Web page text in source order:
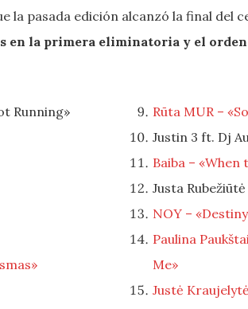
la pasada edición alcanzó la final del
en la primera eliminatoria y el
Running»
Rūta MUR –
Justin 3 ft. Dj
Baiba –
Justa
NOY –
Paulina
Me»
Justė